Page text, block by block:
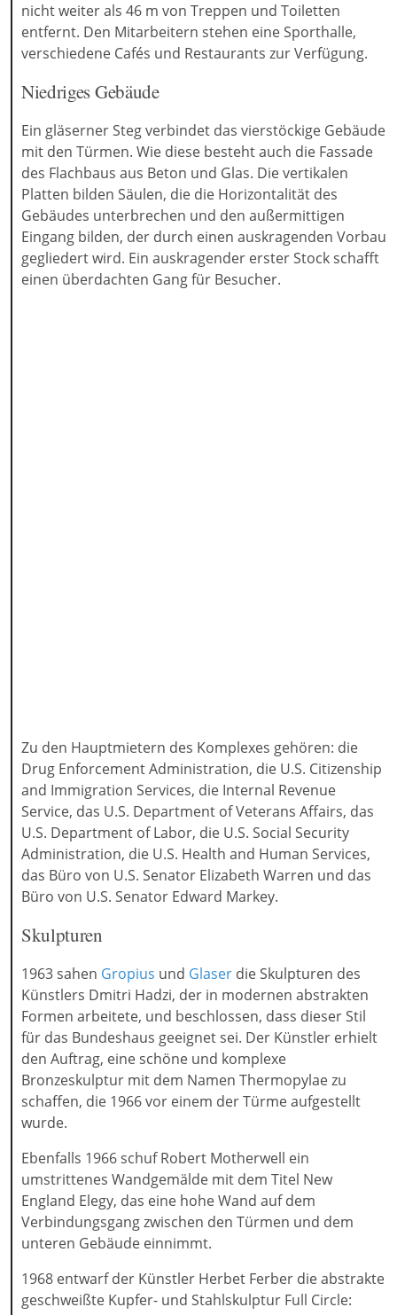
nicht weiter als 46 m von Treppen und Toiletten
entfernt. Den Mitarbeitern stehen eine Sporthalle,
verschiedene Cafés und Restaurants zur Verfügung.
Niedriges Gebäude
Ein gläserner Steg verbindet das vierstöckige Gebäude
mit den Türmen. Wie diese besteht auch die Fassade
des Flachbaus aus Beton und Glas. Die vertikalen
Platten bilden Säulen, die die Horizontalität des
Gebäudes unterbrechen und den außermittigen
Eingang bilden, der durch einen auskragenden Vorbau
gegliedert wird. Ein auskragender erster Stock schafft
einen überdachten Gang für Besucher.
Zu den Hauptmietern des Komplexes gehören: die
Drug Enforcement Administration, die U.S. Citizenship
and Immigration Services, die Internal Revenue
Service, das U.S. Department of Veterans Affairs, das
U.S. Department of Labor, die U.S. Social Security
Administration, die U.S. Health and Human Services,
das Büro von U.S. Senator Elizabeth Warren und das
Büro von U.S. Senator Edward Markey.
Skulpturen
1963 sahen Gropius und Glaser die Skulpturen des
Künstlers Dmitri Hadzi, der in modernen abstrakten
Formen arbeitete, und beschlossen, dass dieser Stil
für das Bundeshaus geeignet sei. Der Künstler erhielt
den Auftrag, eine schöne und komplexe
Bronzeskulptur mit dem Namen Thermopylae zu
schaffen, die 1966 vor einem der Türme aufgestellt
wurde.
Ebenfalls 1966 schuf Robert Motherwell ein
umstrittenes Wandgemälde mit dem Titel New
England Elegy, das eine hohe Wand auf dem
Verbindungsgang zwischen den Türmen und dem
unteren Gebäude einnimmt.
1968 entwarf der Künstler Herbet Ferber die abstrakte
geschweißte Kupfer- und Stahlskulptur Full Circle: